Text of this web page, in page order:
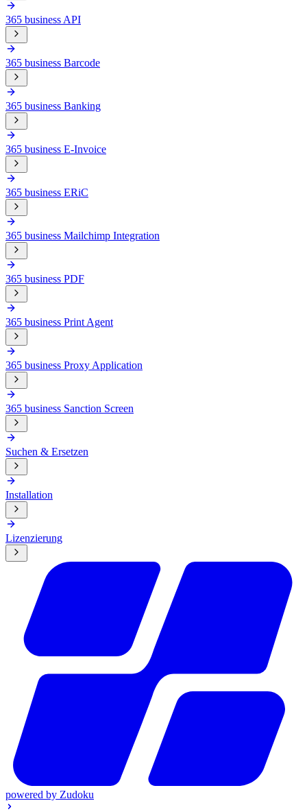
365 business API
365 business Barcode
365 business Banking
365 business E-Invoice
365 business ERiC
365 business Mailchimp Integration
365 business PDF
365 business Print Agent
365 business Proxy Application
365 business Sanction Screen
Suchen & Ersetzen
Installation
Lizenzierung
powered by Zudoku